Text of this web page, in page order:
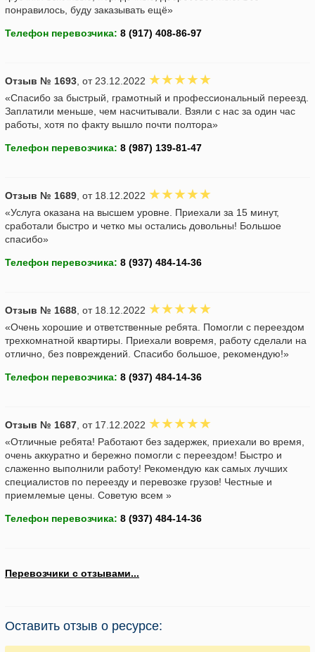
понравилось, буду заказывать ещё»
Телефон перевозчика:
Отзыв № 1693 , от 23.12.2022
«Спасибо за быстрый, грамотный и профессиональный переезд.
Заплатили меньше, чем насчитывали. Взяли с нас за один час
работы, хотя по факту вышло почти полтора»
Телефон перевозчика:
Отзыв № 1689 , от 18.12.2022
«Услуга оказана на высшем уровне. Приехали за 15 минут,
сработали быстро и четко мы остались довольны! Большое
спасибо»
Телефон перевозчика:
Отзыв № 1688 , от 18.12.2022
«Очень хорошие и ответственные ребята. Помогли с переездом
трехкомнатной квартиры. Приехали вовремя, работу сделали на
отлично, без повреждений. Спасибо большое, рекомендую!»
Телефон перевозчика:
Отзыв № 1687 , от 17.12.2022
«Отличные ребята! Работают без задержек, приехали во время,
очень аккуратно и бережно помогли с переездом! Быстро и
слаженно выполнили работу! Рекомендую как самых лучших
специалистов по переезду и перевозке грузов! Честные и
приемлемые цены. Советую всем »
Телефон перевозчика:
Перевозчики с отзывами...
Оставить отзыв о ресурсе: